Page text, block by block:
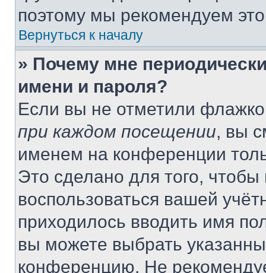
поэтому мы рекомендуем
Вернуться к началу
» Почему мне
имени и пароля?
Если вы не отметили
при каждом посещении, вы
именем на конференции
Это сделано для того, чтобы
воспользоваться вашей
приходилось вводить имя
вы можете выбрать
конференцию. Не